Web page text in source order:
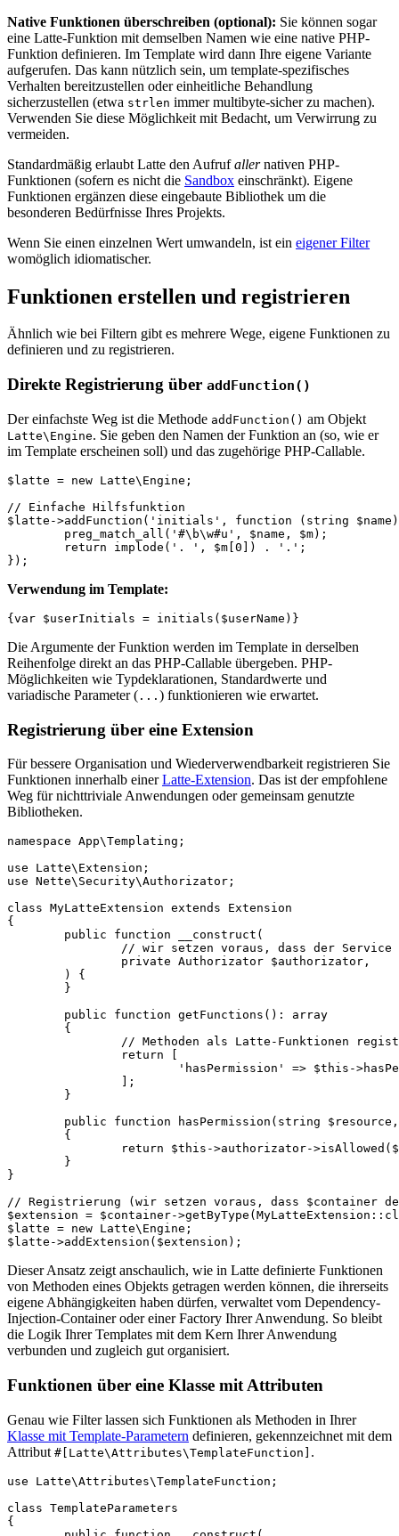
Native Funktionen überschreiben (optional): Sie können sogar
eine Latte-Funktion mit demselben Namen wie eine native PHP-
Funktion definieren. Im Template wird dann Ihre eigene Variante
aufgerufen. Das kann nützlich sein, um template-spezifisches
Verhalten bereitzustellen oder einheitliche Behandlung
sicherzustellen (etwa strlen immer multibyte-sicher zu machen).
Verwenden Sie diese Möglichkeit mit Bedacht, um Verwirrung zu
vermeiden.
Standardmäßig erlaubt Latte den Aufrufallernativen PHP-
Funktionen (sofern es nicht die Sandbox einschränkt). Eigene
Funktionen ergänzen diese eingebaute Bibliothek um die
besonderen Bedürfnisse Ihres Projekts.
Wenn Sie einen einzelnen Wert umwandeln, ist ein eigener Filter
womöglich idiomatischer.
Funktionen erstellen und registrieren
Ähnlich wie bei Filtern gibt es mehrere Wege, eigene Funktionen zu
definieren und zu registrieren.
Direkte Registrierung über addFunction()
Der einfachste Weg ist die Methode addFunction() am Objekt
Latte\Engine. Sie geben den Namen der Funktion an (so, wie er
im Template erscheinen soll) und das zugehörige PHP-Callable.
$latte = new Latte\Engine;
// Einfache Hilfsfunktion
$latte->addFunction('initials', function (string
Verwendung im Template:
Die Argumente der Funktion werden im Template in derselben
Reihenfolge direkt an das PHP-Callable übergeben. PHP-
Möglichkeiten wie Typdeklarationen, Standardwerte und
variadische Parameter ( ... ) funktionieren wie erwartet.
Registrierung über eine Extension
Für bessere Organisation und Wiederverwendbarkeit registrieren Sie
Funktionen innerhalb einerLatte-Extension. Das ist der empfohlene
Weg für nichttriviale Anwendungen oder gemeinsam genutzte
Bibliotheken.
namespace App\Templating;
use Latte\Extension;
use Nette\Security\Authorizator;
class MyLatteExtension extends Extension
{
}
// Registrierung (wir setzen voraus, dass $container
$extension = $container-
$latte = new Latte\Engine;
Dieser Ansatz zeigt anschaulich, wie in Latte definierte Funktionen
von Methoden eines Objekts getragen werden können, die ihrerseits
eigene Abhängigkeiten haben dürfen, verwaltet vom Dependency-
Injection-Container oder einer Factory Ihrer Anwendung. So bleibt
die Logik Ihrer Templates mit dem Kern Ihrer Anwendung
verbunden und zugleich gut organisiert.
Funktionen über eine Klasse mit Attributen
Genau wie Filter lassen sich Funktionen als Methoden in Ihrer
Klasse mit Template-Parametern definieren, gekennzeichnet mit dem
Attribut #[Latte\Attributes\TemplateFunction] .
use Latte\Attributes\TemplateFunction;
class TemplateParameters
{